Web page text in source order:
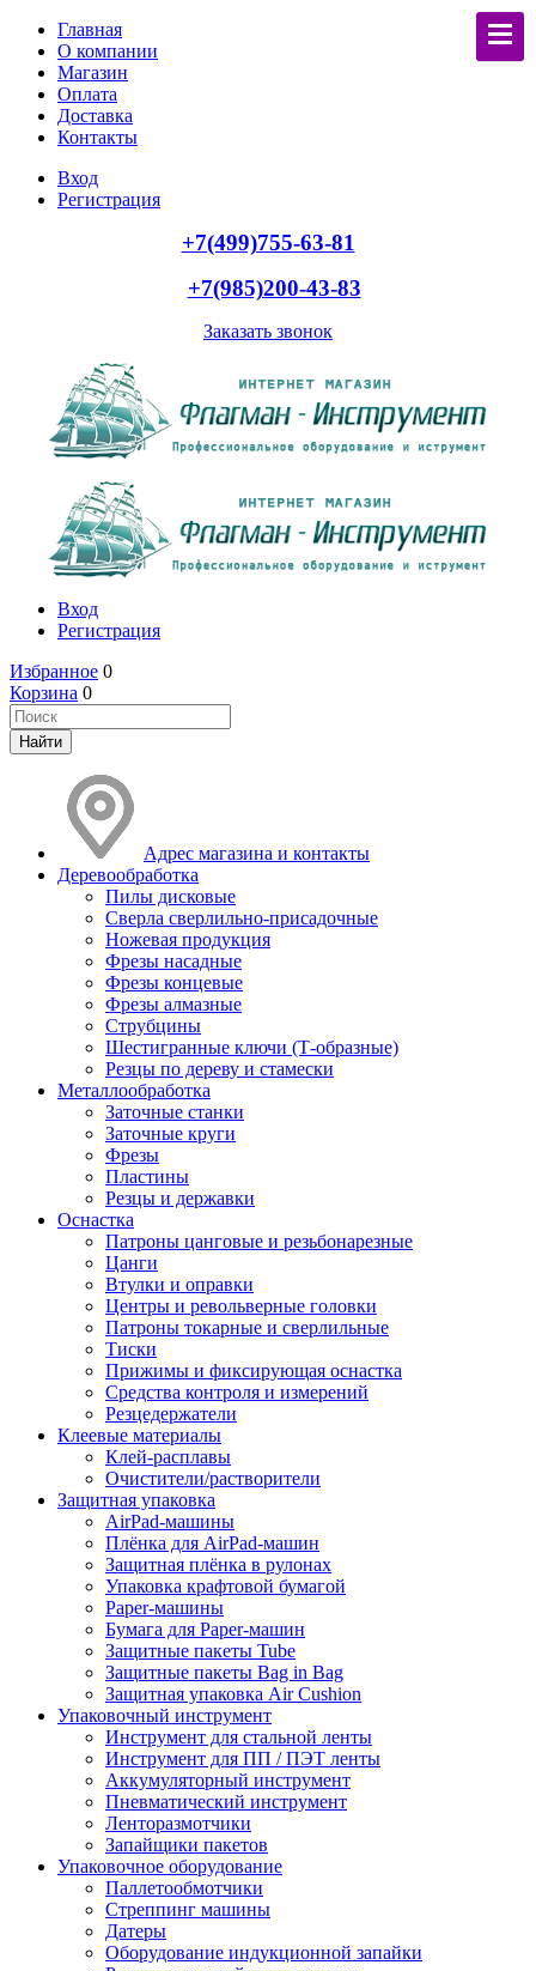
Главная
О компании
Магазин
Оплата
Доставка
Контакты
Вход
Регистрация
+7(499)755-63-81
+7(985)200-43-83
Заказать звонок
Вход
Регистрация
Избранное 0
Корзина 0
Адрес магазина и контакты
Деревообработка
Пилы дисковые
Сверла сверлильно-присадочные
Ножевая продукция
Фрезы насадные
Фрезы концевые
Фрезы алмазные
Струбцины
Шестигранные ключи (Т-образные)
Резцы по дереву и стамески
Металлообработка
Заточные станки
Заточные круги
Фрезы
Пластины
Резцы и державки
Оснастка
Патроны цанговые и резьбонарезные
Цанги
Втулки и оправки
Центры и револьверные головки
Патроны токарные и сверлильные
Тиски
Прижимы и фиксирующая оснастка
Средства контроля и измерений
Резцедержатели
Клеевые материалы
Клей-расплавы
Очистители/растворители
Защитная упаковка
AirPad-машины
Плёнка для AirPad-машин
Защитная плёнка в рулонах
Упаковка крафтовой бумагой
Paper-машины
Бумага для Paper-машин
Защитные пакеты Tube
Защитные пакеты Bag in Bag
Защитная упаковка Air Cushion
Упаковочный инструмент
Инструмент для стальной ленты
Инструмент для ПП / ПЭТ ленты
Аккумуляторный инструмент
Пневматический инструмент
Ленторазмотчики
Запайщики пакетов
Упаковочное оборудование
Паллетообмотчики
Стреппинг машины
Датеры
Оборудование индукционной запайки